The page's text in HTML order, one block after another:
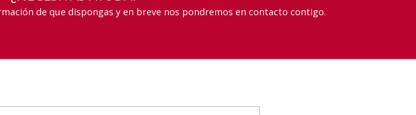
de que dispongas y en breve nos pondremos en contacto contigo.